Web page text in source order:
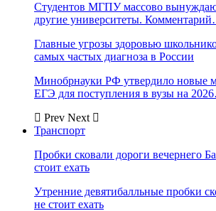
Студентов МГПУ массово
другие университеты.
Главные угрозы здоровью
самых частых диагноза в России
Минобрнауки РФ утвердило новые
ЕГЭ для поступления в вузы на
Prev Next
Транспорт
Пробки сковали дороги вечернего
стоит ехать
Утренние девятибалльные пробки
не стоит ехать